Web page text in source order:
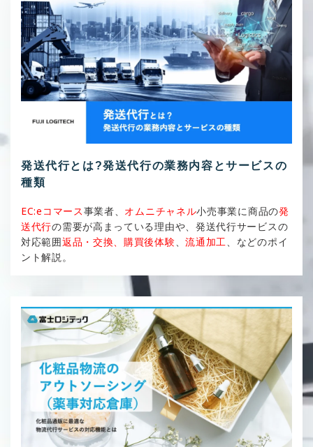
発送代行とは?発送代行の業務内容とサービスの
種類
EC:eコマース事業者、 オムニチャネル小売事業に商品の発
送代行の需要が高まっている理由や、発送代行サービスの
対応範囲返品・交換、購買後体験 、流通加工
、などのポイ
ント解説。